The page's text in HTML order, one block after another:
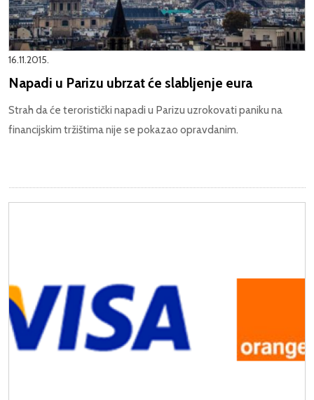
16.11.2015.
Napadi u Parizu ubrzat će slabljenje eura
Strah da će teroristički napadi u Parizu uzrokovati paniku na
financijskim tržištima nije se pokazao opravdanim.